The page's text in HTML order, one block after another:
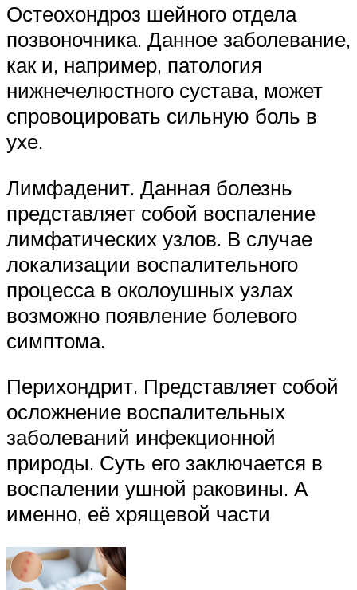
Остеохондроз шейного отдела
позвоночника. Данное заболевание,
как и, например, патология
нижнечелюстного сустава, может
спровоцировать сильную боль в
ухе.
Лимфаденит. Данная болезнь
представляет собой воспаление
лимфатических узлов. В случае
локализации воспалительного
процесса в околоушных узлах
возможно появление болевого
симптома.
Перихондрит. Представляет собой
осложнение воспалительных
заболеваний инфекционной
природы. Суть его заключается в
воспалении ушной раковины. А
именно, её хрящевой части